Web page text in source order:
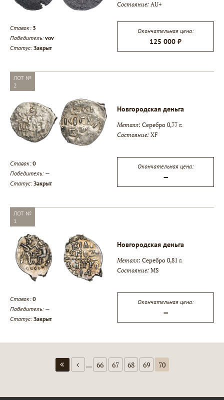
Состояние: AU+
Ставок: 3
Победитель: vov
Статус:Закрыт
Окончательная цена:
125 000 ₽
ЛОТ №
2
Новгородская деньга
Металл: Серебро 0,77 г.
Состояние: XF
Ставок:0
Победитель: —
Статус:Закрыт
Окончательная цена:
—
ЛОТ №
1
Новгородская деньга
Металл: Серебро 0,81 г.
Состояние: MS
Ставок:0
Победитель: —
Статус:Закрыт
Окончательная цена:
—
... 66 67 68 69 70